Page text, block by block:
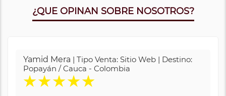
¿QUE OPINAN SOBRE NOSOTROS?
Yamid Mera | Tipo Venta: Sitio Web | Destino:
Popayán / Cauca - Colombia
★★★★★